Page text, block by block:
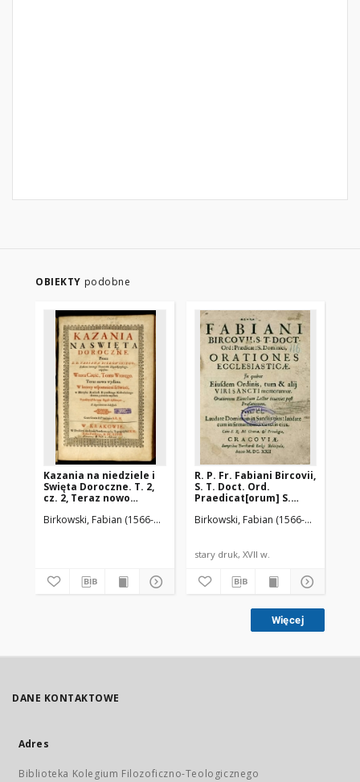
OBIEKTY podobne
Kazania na niedziele i
Swięta Doroczne. T. 2,
cz. 2, Teraz nowo
wspomnieni są w
Birkowski, Fabian (1566-1636) Piotrkowczyk, Andrzej (ca 1585-1645).
R. P. Fr. Fabiani Bircovii,
S. T. Doct. Ord.
Praedicat[orum] S.
Ecclesiasticae : Jn
memorantur :
Lector inueniet post
Praefationem [...]
Birkowski, Fabian (1566-1636)
stary druk, XVII w.
Więcej
DANE KONTAKTOWE
Adres
Biblioteka Kolegium Filozoficzno-Teologicznego